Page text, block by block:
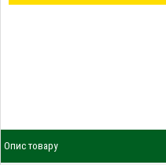
Опис товару